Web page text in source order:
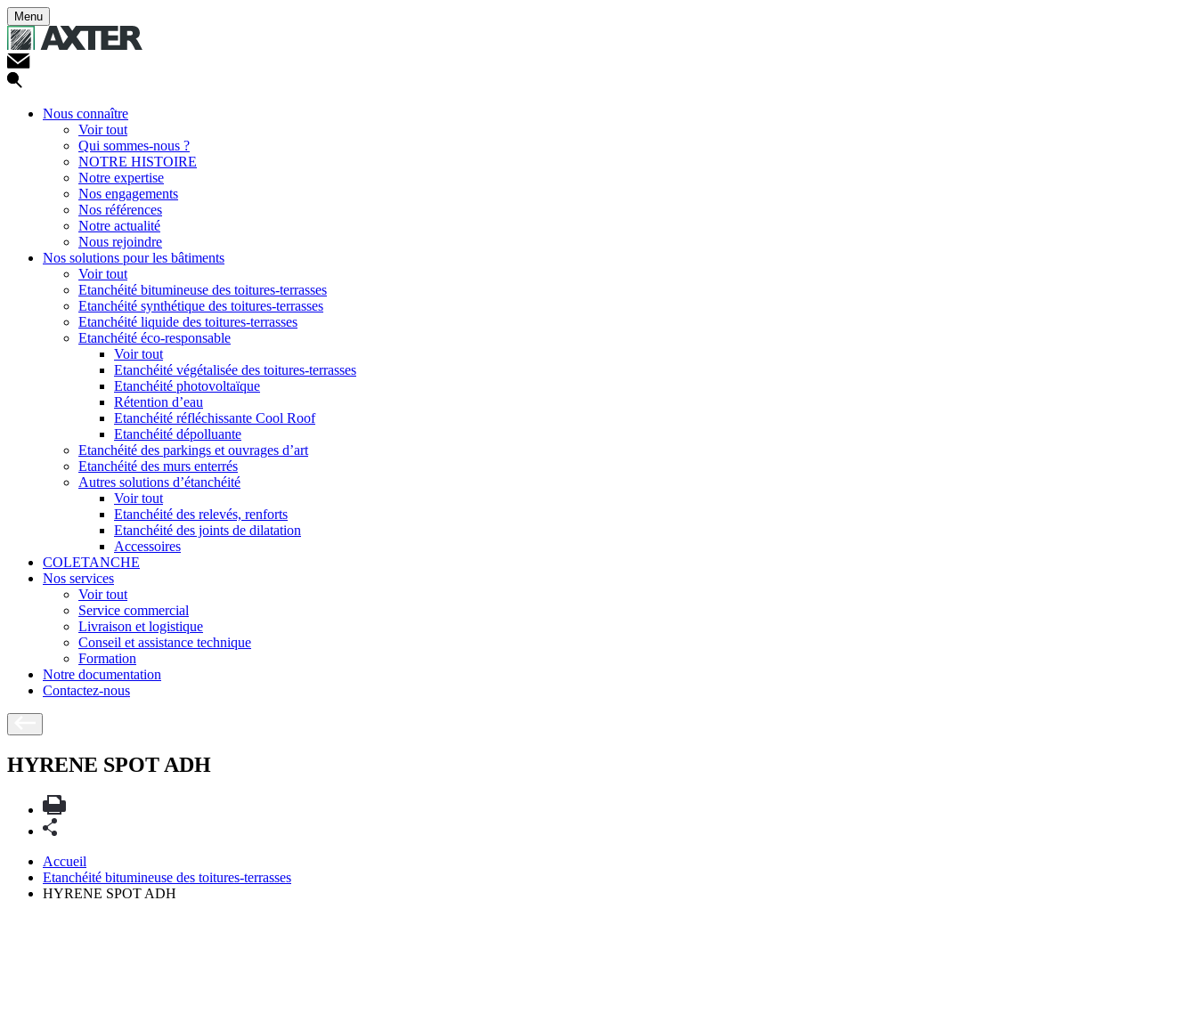
Menu
Nous connaître
Voir tout
Qui sommes-nous ?
NOTRE HISTOIRE
Notre expertise
Nos engagements
Nos références
Notre actualité
Nous rejoindre
Nos solutions pour les bâtiments
Voir tout
Etanchéité bitumineuse des toitures-terrasses
Etanchéité synthétique des toitures-terrasses
Etanchéité liquide des toitures-terrasses
Etanchéité éco-responsable
Voir tout
Etanchéité végétalisée des toitures-terrasses
Etanchéité photovoltaïque
Rétention d’eau
Etanchéité réfléchissante Cool Roof
Etanchéité dépolluante
Etanchéité des parkings et ouvrages d’art
Etanchéité des murs enterrés
Autres solutions d’étanchéité
Voir tout
Etanchéité des relevés, renforts
Etanchéité des joints de dilatation
Accessoires
COLETANCHE
Nos services
Voir tout
Service commercial
Livraison et logistique
Conseil et assistance technique
Formation
Notre documentation
Contactez-nous
HYRENE SPOT ADH
Accueil
Etanchéité bitumineuse des toitures-terrasses
HYRENE SPOT ADH